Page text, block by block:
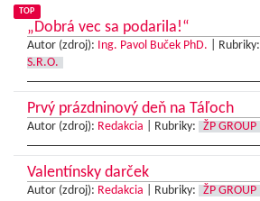
TOP
„Dobrá vec sa podarila!“
Autor (zdroj): Ing. Pavol Buček PhD. Rubriky:
S.R.O.
Prvý prázdninový deň na Táľoch
Autor (zdroj): Redakcia Rubriky: ŽP GROUP
Valentínsky darček
Autor (zdroj): Redakcia Rubriky: ŽP GROUP